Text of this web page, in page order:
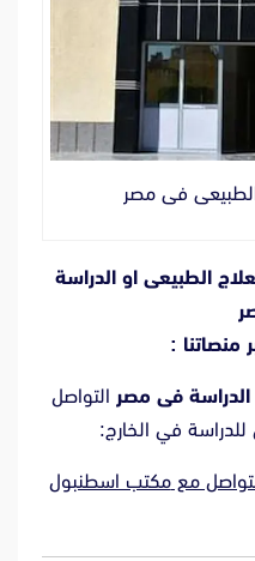
فى مصر
الطبيعى اوالدراسة
منصاتنا :
الدراسة فى مصر التواصل
للدراسة في الخارج:
معمكتب اسطنبول